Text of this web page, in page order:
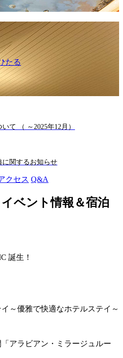
たる
て （ ～2025年12月）
に関するお知らせ
クセス Q&A
イベント情報＆宿泊
誕生！
～優雅で快適なホテルステイ～
アラビアン・ミラージュルー